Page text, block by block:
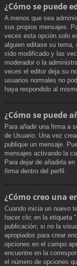
¿Cómo se puede
A menos que sea
sus propios mensajes.
veces esta opción solo
alguien editase su tema,
sido modificado y las
moderador o la
veces el editor deja su
usuarios normales no
haya respondido al
¿Cómo se puede
Para añadir una firma a
de Usuario. Una vez
publique un mensaje.
mensajes activando la
Para dejar de añadirla
firma dentro del perfil.
¿Cómo creo una
Cuando inicia un nuevo
hacer clic en la etiqueta
publicación; si no la
apropiados para crear
opciones en el campo
encuentre en la
el número de opciones